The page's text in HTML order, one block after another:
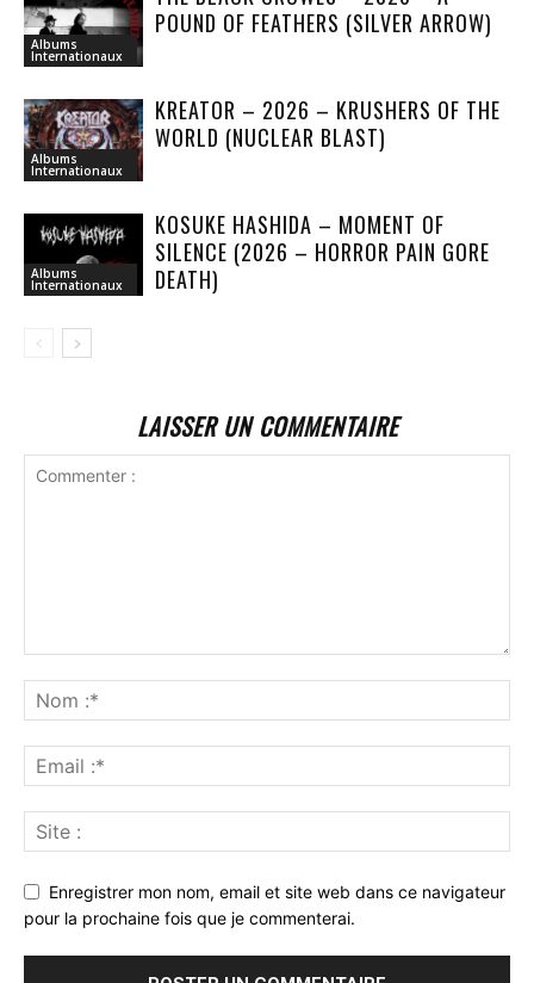
Albums
Internationaux
POUND OF FEATHERS (SILVER ARROW)
Albums
Internationaux
KREATOR – 2026 – KRUSHERS OF THE
WORLD (NUCLEAR BLAST)
Albums
Internationaux
KOSUKE HASHIDA – MOMENT OF
SILENCE (2026 – HORROR PAIN GORE
DEATH)
LAISSER UN COMMENTAIRE
Enregistrer mon nom, email et site web dans ce navigateur
pour la prochaine fois que je commenterai.